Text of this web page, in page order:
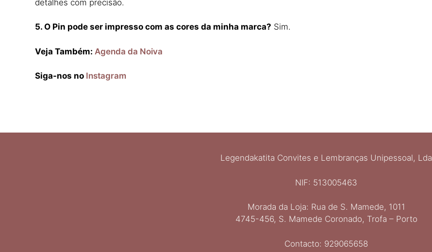
detalhes com precisão.
5. O Pin pode ser impresso com as cores da minha marca? Sim.
Veja Também: Agenda da Noiva
Siga-nos no Instagram
Legendakatita Convites e Lembranças Unipessoal, Lda
NIF: 513005463
Morada da Loja: Rua de S. Mamede, 1011
4745-456, S. Mamede Coronado, Trofa – Porto
Contacto: 929065658